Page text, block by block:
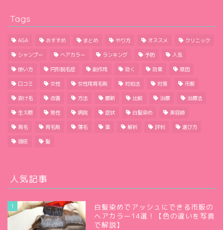
Tags
AGA おすすめ まとめ やり方 オススメ クリニック
シャンプー ヘアカラー ランキング 予防 人気
使い方 円形脱毛症 副作用 効く 効果 原因
口コミ 女性 女性用育毛剤 対処法 対策 市販
抜け毛 改善 方法 最新 比較 治療 治療法
生え際 男性 病院 症状 白髪染め 美容師
育毛 育毛剤 薄毛 薬 解析 評判 選び方
頭皮 髪
人気記事
1
白髪染めでアッシュにできる市販の
ヘアカラー14選！【色の違いを写真
で解説】